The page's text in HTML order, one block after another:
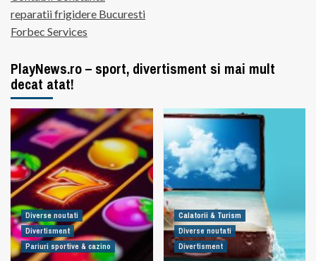
reparatii frigidere Bucuresti
Forbec Services
PlayNews.ro – sport, divertisment si mai mult
decat atat!
Diverse noutati
Divertisment
Pariuri sportive & cazino
Calatorii & Turism
Diverse noutati
Divertisment